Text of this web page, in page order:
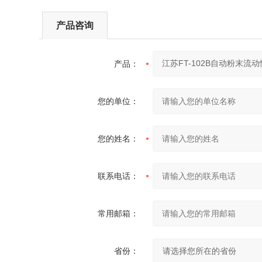
产品咨询
产品：
您的单位：
您的姓名：
联系电话：
常用邮箱：
省份：